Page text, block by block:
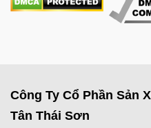
Công Ty Cổ Phần Sản
Tân Thái Sơn